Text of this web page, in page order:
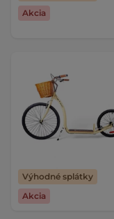
Akcia
Výhodné splátky
Akcia